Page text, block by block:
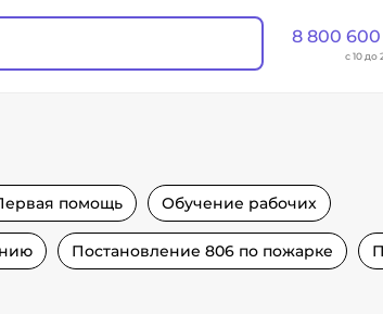
8 800 600
с 10
помощь Обучение рабочих
Постановление 806 по пожарке